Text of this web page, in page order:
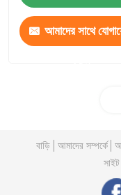
আমাদের সাথে
বাড়ি আমাদের সম্পর্কে